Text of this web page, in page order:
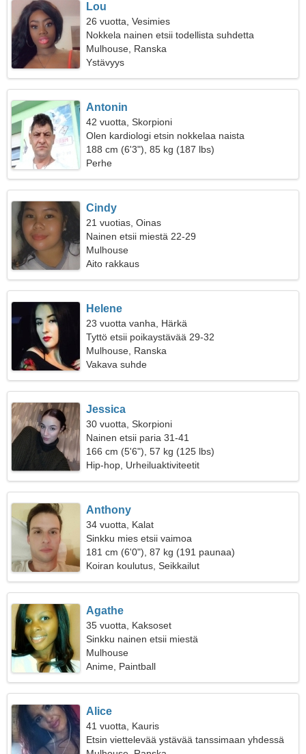
Lou
26 vuotta, Vesimies
Nokkela nainen etsii todellista suhdetta
Mulhouse, Ranska
Ystävyys
Antonin
42 vuotta, Skorpioni
Olen kardiologi etsin nokkelaa naista
188 cm (6'3"), 85 kg (187 lbs)
Perhe
Cindy
21 vuotias, Oinas
Nainen etsii miestä 22-29
Mulhouse
Aito rakkaus
Helene
23 vuotta vanha, Härkä
Tyttö etsii poikaystävää 29-32
Mulhouse, Ranska
Vakava suhde
Jessica
30 vuotta, Skorpioni
Nainen etsii paria 31-41
166 cm (5'6"), 57 kg (125 lbs)
Hip-hop, Urheiluaktiviteetit
Anthony
34 vuotta, Kalat
Sinkku mies etsii vaimoa
181 cm (6'0"), 87 kg (191 paunaa)
Koiran koulutus, Seikkailut
Agathe
35 vuotta, Kaksoset
Sinkku nainen etsii miestä
Mulhouse
Anime, Paintball
Alice
41 vuotta, Kauris
Etsin viettelevää ystävää tanssimaan yhdessä